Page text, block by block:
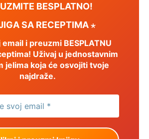
BESPLATNO!
SA RECEPTIMA ⋆
i preuzmi BESPLATNU
Uživaj u jednostavnim
jelima koja će osvojiti tvoje
najdraže.